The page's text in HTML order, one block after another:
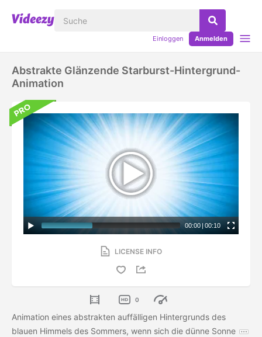
Einloggen Anmelden
Abstrakte Glänzende Starburst-Hintergrund-
Animation
00:00 | 00:10
LICENSE INFO
0
Animation eines abstrakten auffälligen Hintergrunds des
blauen Himmels des Sommers, wenn sich die dünne Sonne